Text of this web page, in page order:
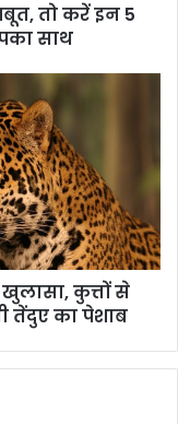
तो करें इन 5
साथ
कुत्तों से
तेंदुए का पेशाब